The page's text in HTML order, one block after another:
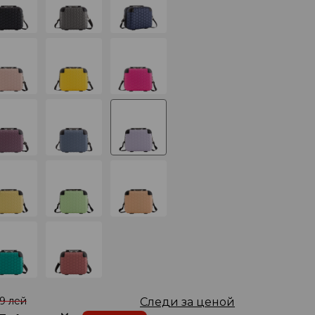
лей Следи за ценой